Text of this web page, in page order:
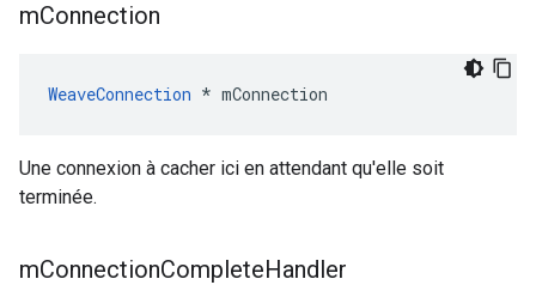
mConnection
WeaveConnection * mConnection
Une connexion à cacher ici en attendant qu'elle soit
terminée.
mConnectionCompleteHandler